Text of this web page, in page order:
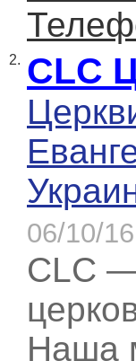
2. CLC
06/10/
CLC —
Наша